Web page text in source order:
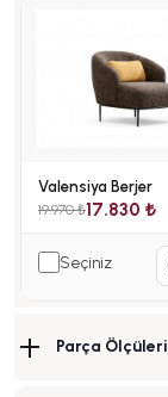
Valensiya Berjer
19.970 ₺17.830 ₺
Seçiniz
Parça Ölçüleri